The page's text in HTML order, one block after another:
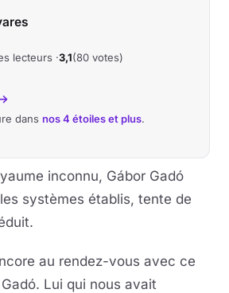
lecteurs ·3,1(80 votes)
dans nos 4 étoiles et plus.
inconnu, Gábor Gadó
systèmes établis, tente de
au rendez-vous avec ce
Lui qui nous avait